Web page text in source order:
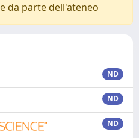
da parte dell'ateneo
ND
ND
ND